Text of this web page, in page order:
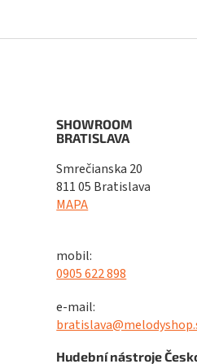
SHOWROOM
BRATISLAVA
Smrečianska 20
811 05 Bratislava
MAPA
mobil:
0905 622 898
e-mail:
Hudební nástroje